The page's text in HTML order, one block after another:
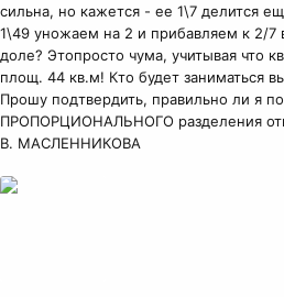
сильна, но кажется - ее 1\7 делится
1\49 уножаем на 2 и прибавляем к 2/7
доле? Этопросто чума, учитывая что
площ. 44 кв.м! Кто будет заниматься
Прошу подтвердить, правильно ли я
ПРОПОРЦИОНАЛЬНОГО разделения
В. МАСЛЕННИКОВА